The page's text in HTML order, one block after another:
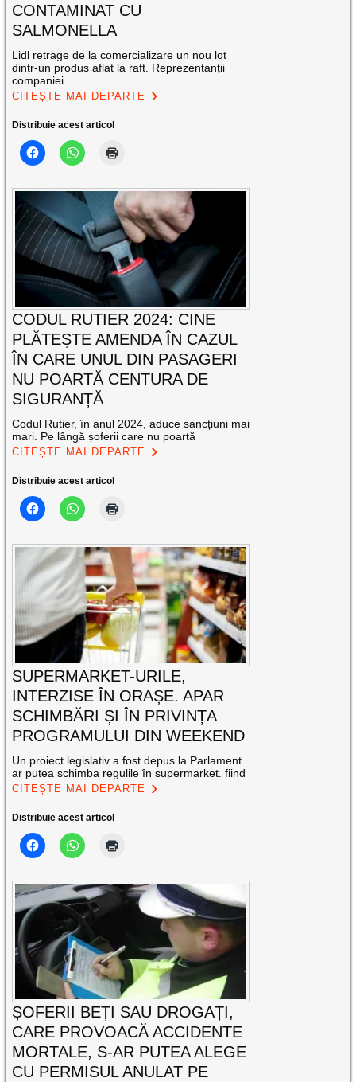
CONTAMINAT CU
SALMONELLA
Lidl retrage de la comercializare un nou lot
dintr-un produs aflat la raft. Reprezentanții
companiei
CITEȘTE MAI DEPARTE
Distribuie acest articol
CODUL RUTIER 2024: CINE
PLĂTEȘTE AMENDA ÎN CAZUL
ÎN CARE UNUL DIN PASAGERI
NU POARTĂ CENTURA DE
SIGURANȚĂ
Codul Rutier, în anul 2024, aduce sancțiuni mai
mari. Pe lângă șoferii care nu poartă
CITEȘTE MAI DEPARTE
Distribuie acest articol
SUPERMARKET-URILE,
INTERZISE ÎN ORAȘE. APAR
SCHIMBĂRI ȘI ÎN PRIVINȚA
PROGRAMULUI DIN WEEKEND
Un proiect legislativ a fost depus la Parlament
ar putea schimba regulile în supermarket. fiind
CITEȘTE MAI DEPARTE
Distribuie acest articol
ȘOFERII BEȚI SAU DROGAȚI,
CARE PROVOACĂ ACCIDENTE
MORTALE, S-AR PUTEA ALEGE
CU PERMISUL ANULAT PE